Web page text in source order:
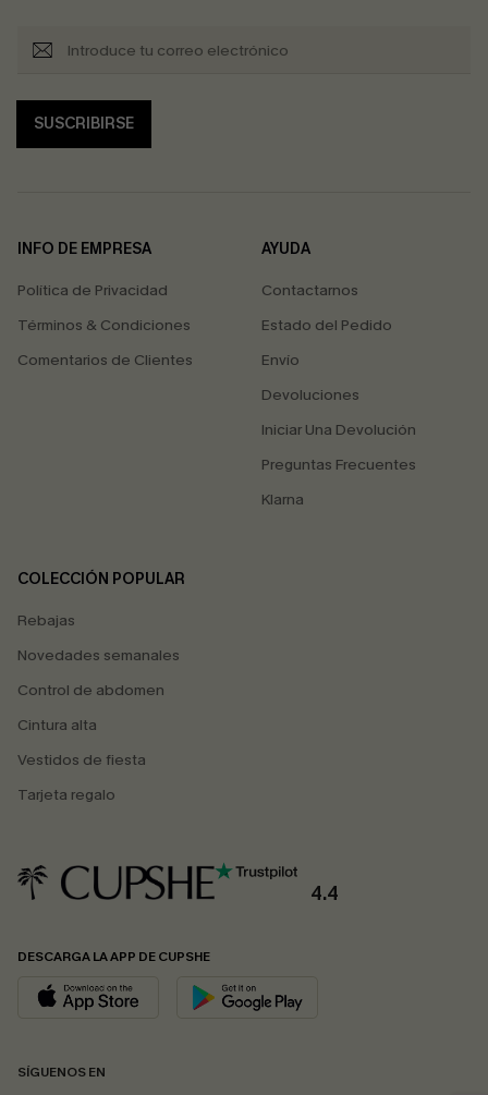
SUSCRIBIRSE
INFO DE EMPRESA
Política de Privacidad
Términos & Condiciones
Comentarios de Clientes
AYUDA
Contactarnos
Estado del Pedido
Envío
Devoluciones
Iniciar Una Devolución
Preguntas Frecuentes
Klarna
COLECCIÓN POPULAR
Rebajas
Novedades semanales
Control de abdomen
Cintura alta
Vestidos de fiesta
Tarjeta regalo
4.4
DESCARGA LA APP DE CUPSHE
SÍGUENOS EN